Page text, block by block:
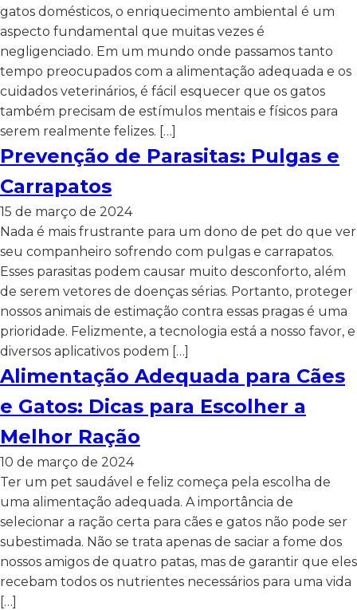
gatos domésticos, o enriquecimento ambiental é um
aspecto fundamental que muitas vezes é
negligenciado. Em um mundo onde passamos tanto
tempo preocupados com a alimentação adequada e os
cuidados veterinários, é fácil esquecer que os gatos
também precisam de estímulos mentais e físicos para
serem realmente felizes. […]
Prevenção de Parasitas: Pulgas e
Carrapatos
15 de março de 2024
Nada é mais frustrante para um dono de pet do que ver
seu companheiro sofrendo com pulgas e carrapatos.
Esses parasitas podem causar muito desconforto, além
de serem vetores de doenças sérias. Portanto, proteger
nossos animais de estimação contra essas pragas é uma
prioridade. Felizmente, a tecnologia está a nosso favor, e
diversos aplicativos podem […]
Alimentação Adequada para Cães
e Gatos: Dicas para Escolher a
Melhor Ração
10 de março de 2024
Ter um pet saudável e feliz começa pela escolha de
uma alimentação adequada. A importância de
selecionar a ração certa para cães e gatos não pode ser
subestimada. Não se trata apenas de saciar a fome dos
nossos amigos de quatro patas, mas de garantir que eles
recebam todos os nutrientes necessários para uma vida
[…]